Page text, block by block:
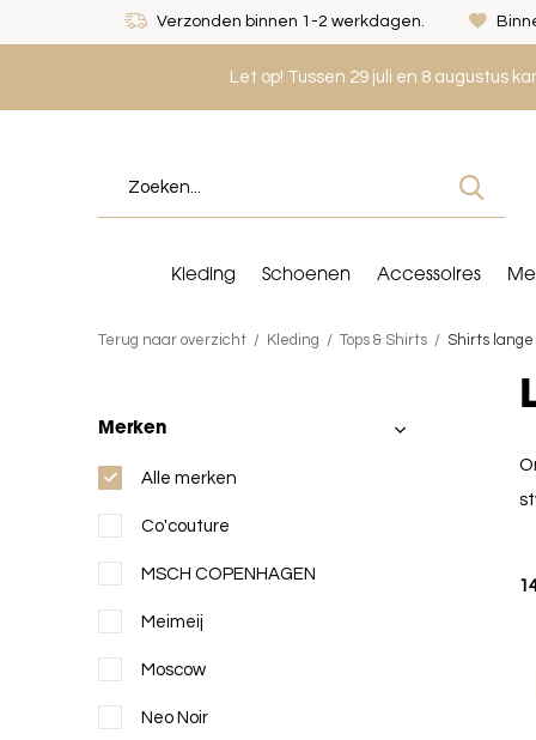
Let op! Tussen 29 juli en 8 augustus
Kleding Schoenen Accessoires
Verzonden binnen 1-2 werkdagen.
Terug naar overzicht Kleding Tops & Shirts Shirts lange
Merken
Alle merken
Co'couture
MSCH COPENHAGEN
Meimeij
Moscow
Neo Noir